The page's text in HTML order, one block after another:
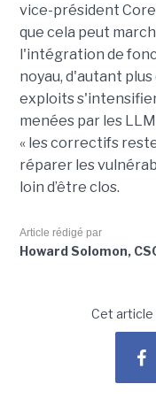
vice-président
que cela peut
l'intégration de
noyau, d'autant
exploits
menées par les
« les correctifs
réparer les
loin d’être clos.
Article rédigé par
Howard Solomon,
Cet article